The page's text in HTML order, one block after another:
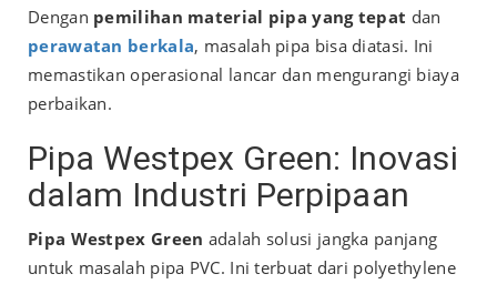
Dengan pemilihan material pipa yang tepat dan
perawatan berkala, masalah pipa bisa diatasi. Ini
memastikan operasional lancar dan mengurangi biaya
perbaikan.
Pipa Westpex Green: Inovasi
dalam Industri Perpipaan
Pipa Westpex Green adalah solusi jangka panjang
untuk masalah pipa PVC. Ini terbuat dari polyethylene